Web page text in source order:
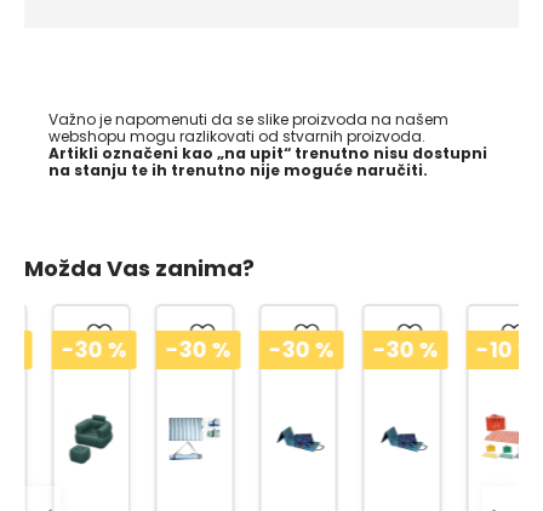
Važno je napomenuti da se slike proizvoda na našem
webshopu mogu razlikovati od stvarnih proizvoda.
Artikli označeni kao „na upit“ trenutno nisu dostupni
na stanju te ih trenutno nije moguće naručiti.
Možda Vas zanima?
-30% -30% -30% -30% -10%